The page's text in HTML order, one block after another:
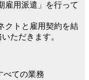
雇用派遣」を行って
クトと雇用契約を結
ただきます。
べての業務